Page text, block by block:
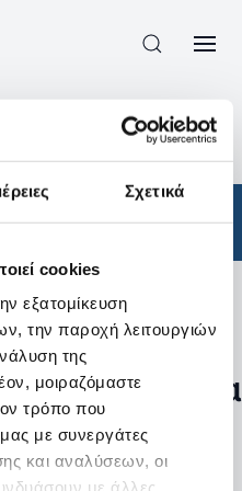
Σχετικά
cookies
εξατομίκευση
την παροχή λειτουργιών
της
μοιραζόμαστε
τρόπο που
μας με συνεργάτες
και αναλύσεων, οι
με άλλες
με τα